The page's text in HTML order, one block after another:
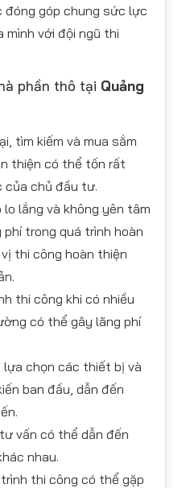
góp chung sức lực
mình với đội ngũ thi
phần thô tại Quảng
tìm kiếm và mua sắm
thiện có thể tốn rất
của chủ đầu tư.
lắng và không yên tâm
trong quá trình hoàn
thi công hoàn thiện
thi công khi có nhiều
có thể gây lãng phí
chọn các thiết bị và
ban đầu, dẫn đến
vấn có thể dẫn đến
nhau.
thi công có thể gặp